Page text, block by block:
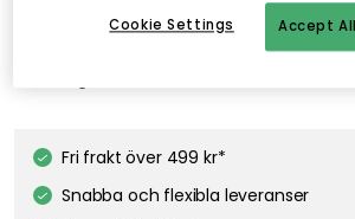
Bevaka
Fri frakt över 499 kr*
Snabba och flexibla leveranser
Accept
Cookie Settings